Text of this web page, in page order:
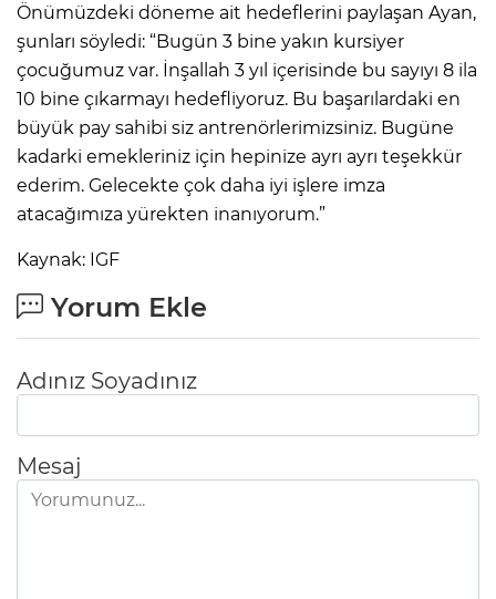
Önümüzdeki döneme ait hedeflerini paylaşan Ayan,
şunları söyledi: “Bugün 3 bine yakın kursiyer
çocuğumuz var. İnşallah 3 yıl içerisinde bu sayıyı 8 ila
10 bine çıkarmayı hedefliyoruz. Bu başarılardaki en
büyük pay sahibi siz antrenörlerimizsiniz. Bugüne
kadarki emekleriniz için hepinize ayrı ayrı teşekkür
ederim. Gelecekte çok daha iyi işlere imza
atacağımıza yürekten inanıyorum.”
Kaynak: IGF
Yorum Ekle
Adınız Soyadınız
Mesaj